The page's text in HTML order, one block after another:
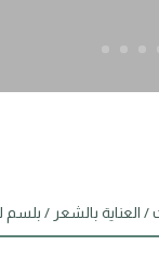
/ العناية بالشعر / بلسم